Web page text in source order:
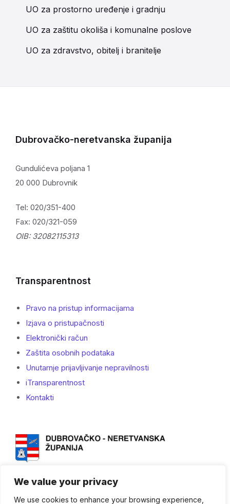
We value your privacy
We use cookies to enhance your browsing experience,
UO za prostorno uređenje i gradnju
UO za zaštitu okoliša i komunalne poslove
UO za zdravstvo, obitelj i branitelje
Dubrovačko-neretvanska županija
Gundulićeva poljana 1
20 000 Dubrovnik
Tel: 020/351-400
Fax: 020/321-059
OIB: 32082115313
Transparentnost
Pravo na pristup informacijama
Izjava o pristupačnosti
Elektronički račun
Zaštita osobnih podataka
Unutarnje prijavljivanje nepravilnosti
iTransparentnost
Kontakti